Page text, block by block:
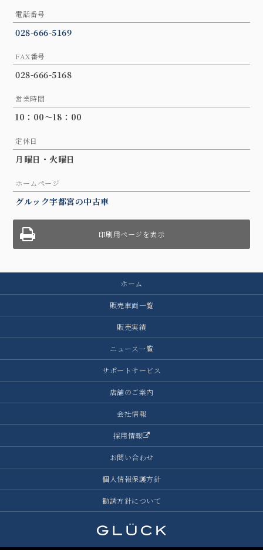
電話番号
028-666-5169
FAX番号
028-666-5168
営業時間
10：00～18：00
定休日
月曜日・火曜日
ホームページ
グルック宇都宮の中古車
印刷用ページを表示
ホーム
販売車両一覧
販売実績
ニュース一覧
サポートサービス
店舗のご案内
会社情報
採用情報
お問い合わせ
個人情報保護方針
勧誘方針について